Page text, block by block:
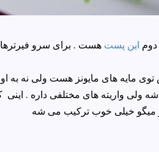
این پست هست . برای سرو فیرترها
توی مایه های مایونز هست ولی نه
واریته های مختلفی داره . اینی